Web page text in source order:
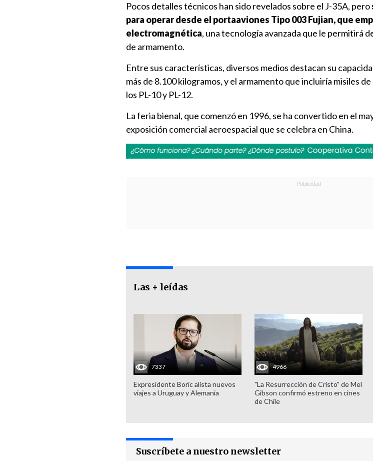
Pocos detalles técnicos han sido revelados sobre el J-35A, pero
para operar desde el portaaviones Tipo 003 Fujian, que
electromagnética, una tecnología avanzada que le permitirá
de armamento.
Entre sus características, diversos medios destacan su
más de 8.100 kilogramos, y el armamento que incluiría misiles
los PL-10 y PL-12.
La feria bienal, que comenzó en 1996, se ha convertido en el
exposición comercial aeroespacial que se celebra en China.
Las + leídas
7337
Expresidente Boric alista nuevos
viajes a Uruguay y Alemania
4966
"La Resurrección de Cristo" de Mel
Gibson confirmó estreno en cines
de Chile
Suscríbete a nuestro newsletter